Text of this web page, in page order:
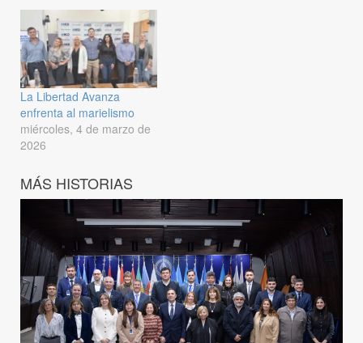
La Libertad Avanza
enfrenta al marielismo
miércoles, 4 de marzo de
2026
MÁS HISTORIAS